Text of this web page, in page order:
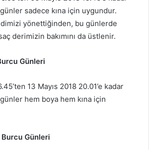
sadece kına için uygundur.
yönettiğinden, bu günlerde
derimizin bakımını da üstlenir.
Günleri
13 Mayıs 2018 20.01’e kadar
hem boya hem kına için
Burcu Günleri